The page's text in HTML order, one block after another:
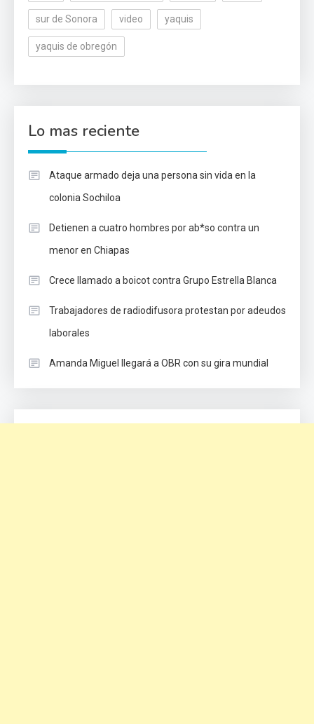
sur de Sonora video yaquis
yaquis de obregón
Lo mas reciente
Ataque armado deja una persona sin vida en la
colonia Sochiloa
Detienen a cuatro hombres por ab*so contra un
menor en Chiapas
Crece llamado a boicot contra Grupo Estrella Blanca
Trabajadores de radiodifusora protestan por adeudos
laborales
Amanda Miguel llegará a OBR con su gira mundial